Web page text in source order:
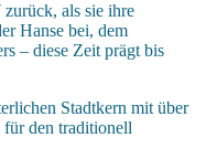
als sie ihre
Hanse bei, dem
– diese Zeit prägt bis
Stadtkern mit über
für den traditionell